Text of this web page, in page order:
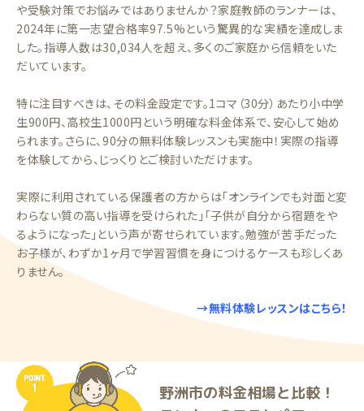
や受験対策でお悩みではありませんか？家庭教師のランナーは、
2024年に第一志望合格率97.5%という驚異的な実績を達成しま
した。指導人数は30,034人を超え、多くのご家庭から信頼をいた
だいています。
特に注目すべきは、その料金設定です。1コマ（30分）あたり小中学
生900円、高校生1000円という明確な料金体系で、安心して始め
られます。さらに、90分の無料体験レッスンも実施中！実際の指導
を体験してから、じっくりとご検討いただけます。
実際に利用されている保護者の方からは「オンラインでも対面と変
わらない質の高い指導を受けられた」「子供が自分から宿題をや
るようになった」という声が寄せられています。勉強が苦手だった
お子様が、わずか1ヶ月で学習習慣を身につけるケースも珍しくあ
りません。
→無料体験レッスンはこちら！
野洲市の料金相場と比較！